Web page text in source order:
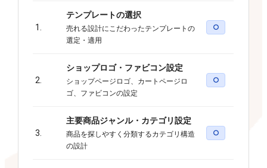
1.
テンプレートの選択
売れる設計にこだわったテンプレートの
選定・適用
○
2.
ショップロゴ・ファビコン設定
ショップページロゴ、カートページロ
ゴ、ファビコンの設定
○
3.
主要商品ジャンル・カテゴリ設定
商品を探しやすく分類するカテゴリ構造
の設計
○